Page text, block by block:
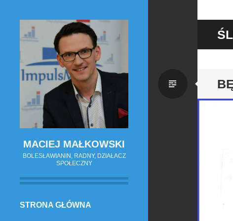
MACIEJ MAŁKOWSKI
BOLESŁAWIANIN, RADNY, DZIAŁACZ
SPOŁECZNY
PRZESKOCZ
STRONA GŁÓWNA
Zwykły